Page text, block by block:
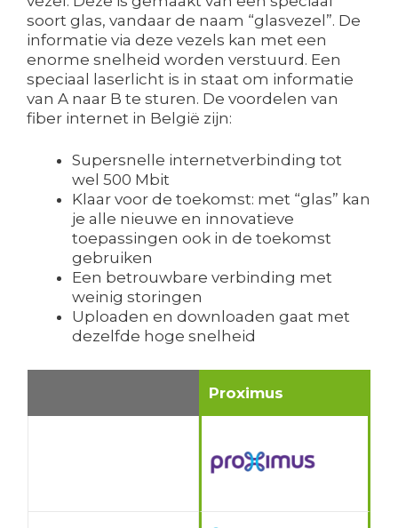
soort glas, vandaar de naam “glasvezel”. De
informatie via deze vezels kan met een
enorme snelheid worden verstuurd. Een
speciaal laserlicht is in staat om informatie
van A naar B te sturen. De voordelen van
fiber internet in België zijn:
Supersnelle internetverbinding tot
wel 500 Mbit
Klaar voor de toekomst: met “glas” kan
je alle nieuwe en innovatieve
toepassingen ook in de toekomst
gebruiken
Een betrouwbare verbinding met
weinig storingen
Uploaden en downloaden gaat met
dezelfde hoge snelheid
Proximus